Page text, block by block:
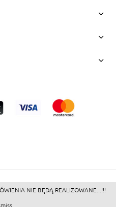
NIE BĘDĄ REALIZOWANE...!!!